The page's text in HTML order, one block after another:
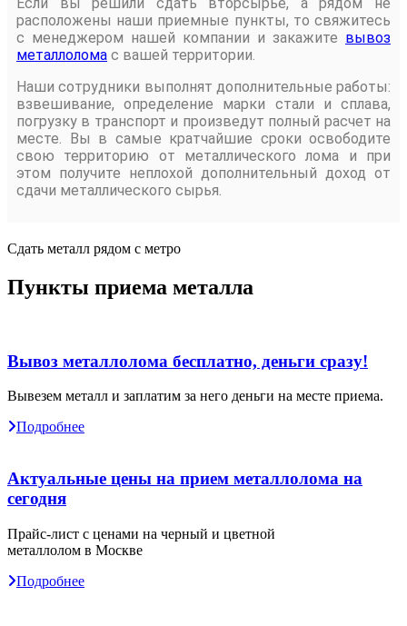
расположены наши приемные пункты, то свяжитесь
с менеджером нашей компании и закажите вывоз
металлолома с вашей территории.
Наши сотрудники выполнят дополнительные работы:
взвешивание, определение марки стали и сплава,
погрузку в транспорт и произведут полный расчет на
месте. Вы в самые кратчайшие сроки освободите
свою территорию от металлического лома и при
этом получите неплохой дополнительный доход от
сдачи металлического сырья.
Сдать металл рядом с метро
Пункты приема металла
Вывоз металлолома бесплатно, деньги сразу!
Вывезем металл и заплатим за него деньги на месте приема.
Подробнее
Актуальные цены на прием металлолома на
сегодня
Прайс-лист с ценами на черный и цветной
металлолом в Москве
Подробнее